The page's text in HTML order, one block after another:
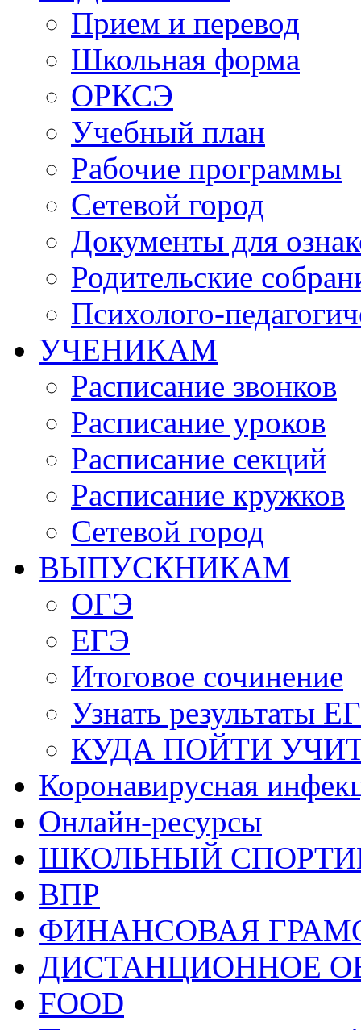
Прием и перевод
Школьная форма
ОРКСЭ
Учебный план
Рабочие программы
Сетевой город
Документы для
Родительские
Психолого-
УЧЕНИКАМ
Расписание звонков
Расписание уроков
Расписание секций
Расписание кружков
Сетевой город
ВЫПУСКНИКАМ
ОГЭ
ЕГЭ
Итоговое сочинение
Узнать результаты
КУДА ПОЙТИ
Коронавирусная
Онлайн-ресурсы
ШКОЛЬНЫЙ
ВПР
ФИНАНСОВАЯ
ДИСТАНЦИОННОЕ
FOOD